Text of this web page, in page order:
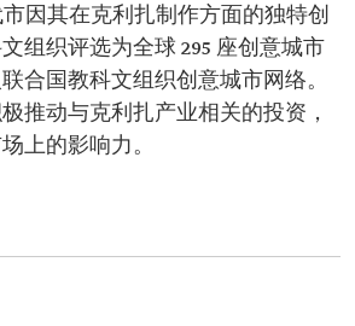
市因其在克利扎制作方面的独特创
组织评选为全球 295 座创意城市
合国教科文组织创意城市网络。
推动与克利扎产业相关的投资，
上的影响力。